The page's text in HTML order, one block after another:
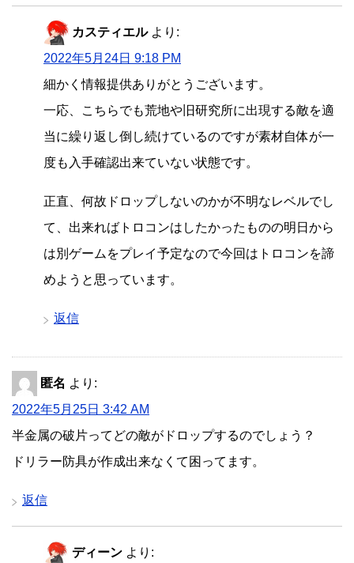
カスティエル より:
2022年5月24日 9:18 PM
細かく情報提供ありがとうございます。
一応、こちらでも荒地や旧研究所に出現する敵を適
当に繰り返し倒し続けているのですが素材自体が一
度も入手確認出来ていない状態です。
正直、何故ドロップしないのかが不明なレベルでし
て、出来ればトロコンはしたかったものの明日から
は別ゲームをプレイ予定なので今回はトロコンを諦
めようと思っています。
返信
匿名 より:
2022年5月25日 3:42 AM
半金属の破片ってどの敵がドロップするのでしょう？
ドリラー防具が作成出来なくて困ってます。
返信
ディーン より: